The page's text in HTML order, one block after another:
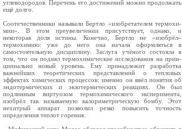
углеводородов. Перечень его до­стижений можно продолжать
ещё долго.
Соотечественники называли Бертло «изобретателем термохи­
мии». В этом преувеличении присут­ствует, однако, и
некоторая доля ис­тины. Конечно, Бертло не «изобрёл»
термохимию: уже до него она нача­ла оформляться в
самостоятельную дисциплину. Заслуга учёного со­стояла в
том, что он поднял термо­химические исследования на прин­
ципиально новый уровень. Ему принадлежит разработка
важней­ших теоретических представлений о тепловых
эффектах химических процессов: именно он ввёл понятия об
эндотермических и экзотермиче­ских реакциях. Он был
подлинным виртуозом термохимического экспе­римента,
изобрёл так называемую калориметрическую бомбу. Этот
нехитрый аппарат позволил резко повысить точность
определения теплот горения.